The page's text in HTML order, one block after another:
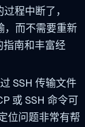
程中断了，
，而不需要重新
南和丰富经
SSH 传输文件
或 SSH 命令可
位问题非常有帮